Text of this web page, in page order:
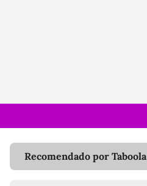
Recomendado por Taboola